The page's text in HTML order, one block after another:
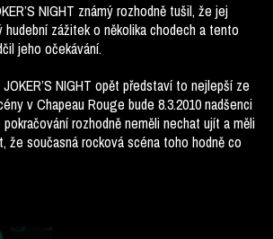
NIGHT známý rozhodně tušil, že jej
zážitek o několika chodech a tento
jeho očekávání.
NIGHT opět představí to nejlepší ze
v Chapeau Rouge bude 8.3.2010 nadšenci
pokračování rozhodně neměli nechat ujít a měli
že současná rocková scéna toho hodně co